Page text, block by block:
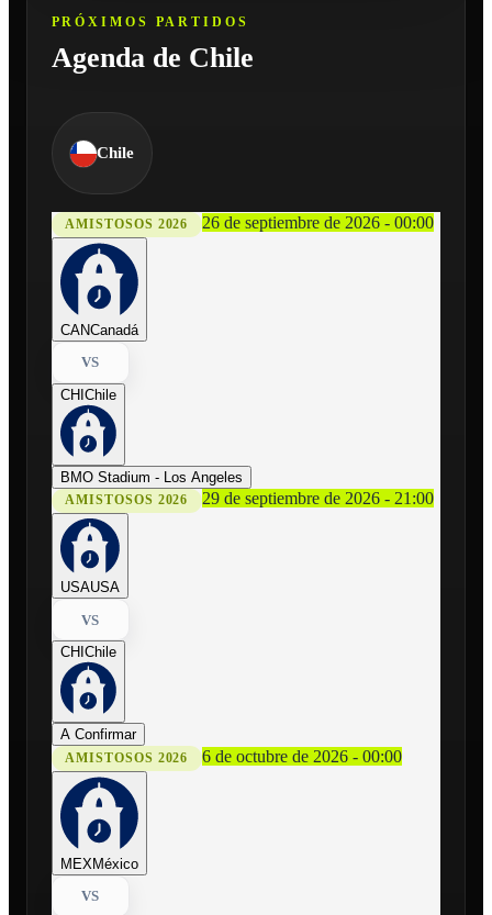
PRÓXIMOS PARTIDOS
Agenda de Chile
Chile
AMISTOSOS 2026 26 de septiembre de 2026 - 00:00
CANCanadá
VS
CHIChile
BMO Stadium - Los Angeles
AMISTOSOS 2026 29 de septiembre de 2026 - 21:00
USAUSA
VS
CHI Chile
A Confirmar
AMISTOSOS 2026 6 de octubre de 2026 - 00:00
MEXMéxico
VS